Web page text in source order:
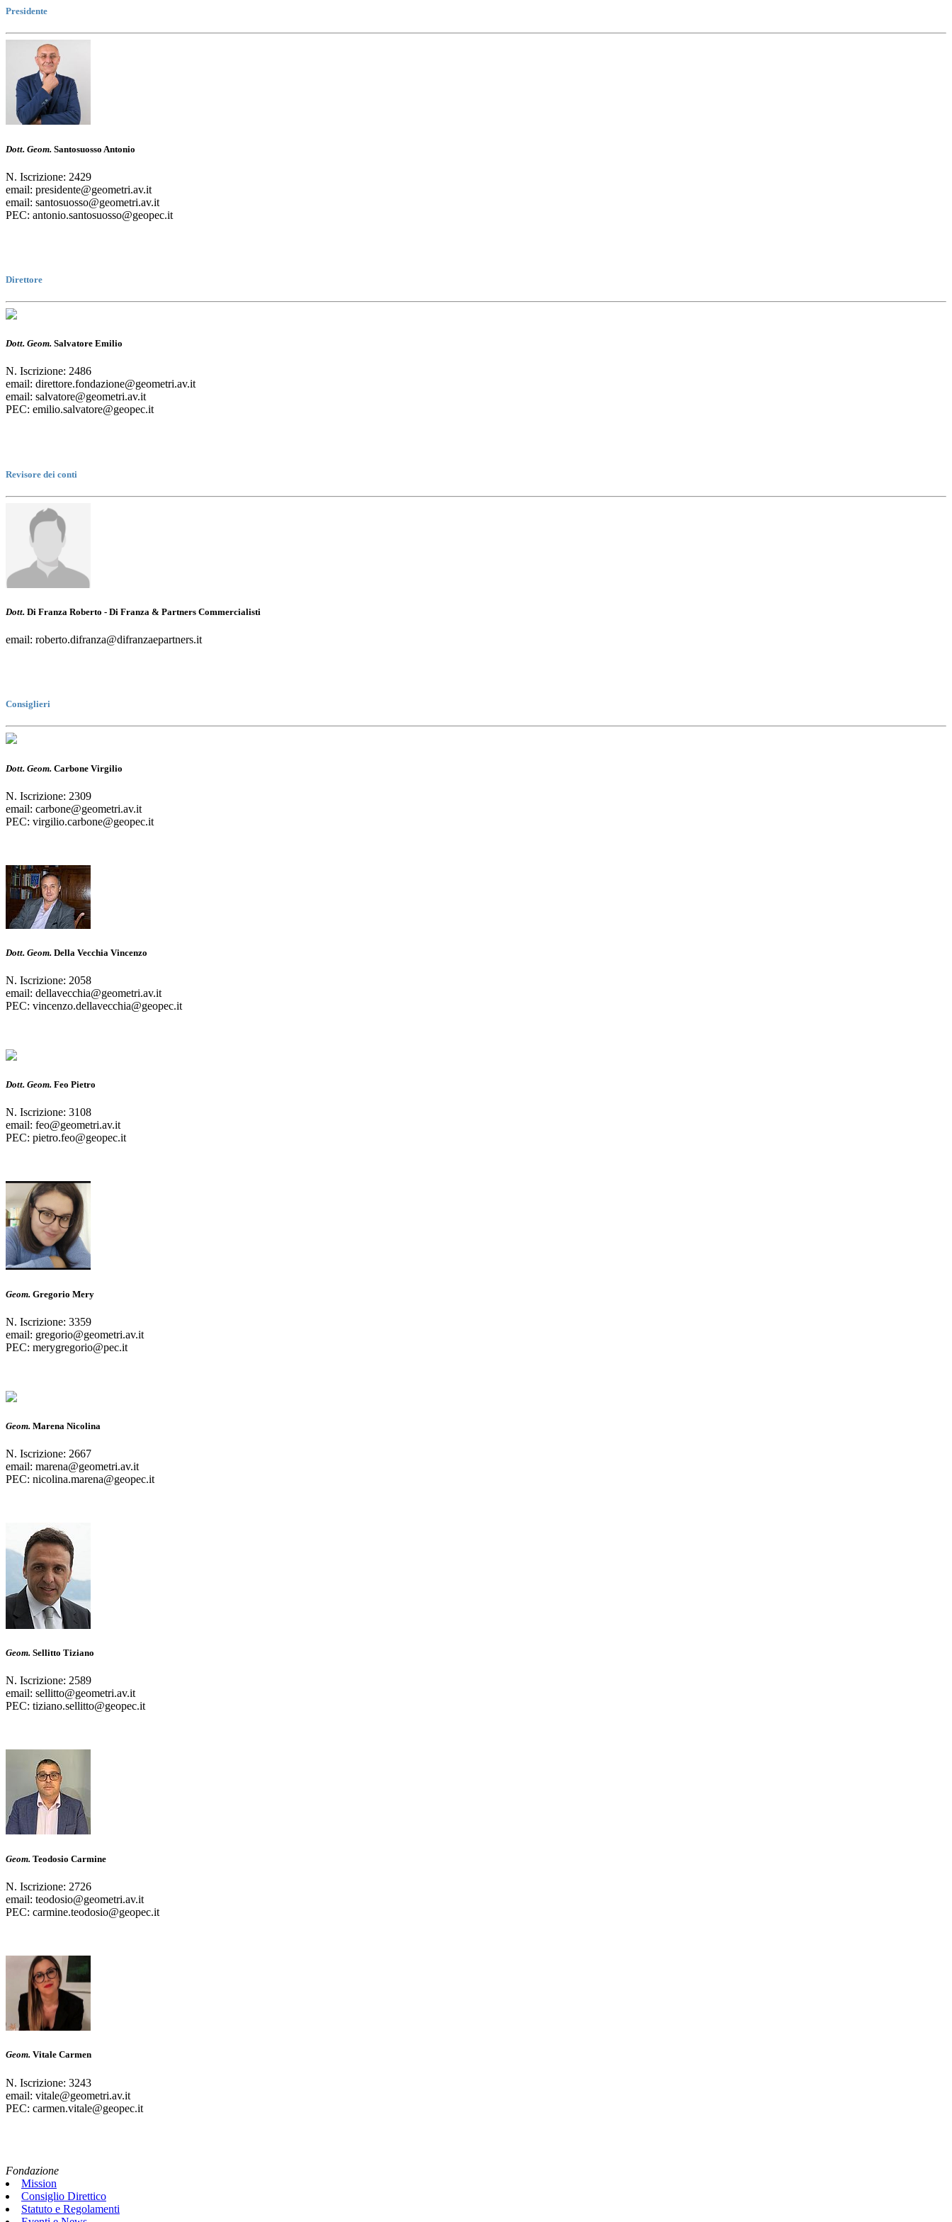
Presidente
Dott. Geom. Santosuosso Antonio
N. Iscrizione: 2429
email: presidente@geometri.av.it
email: santosuosso@geometri.av.it
PEC: antonio.santosuosso@geopec.it
Direttore
Dott. Geom. Salvatore Emilio
N. Iscrizione: 2486
email: direttore.fondazione@geometri.av.it
email: salvatore@geometri.av.it
PEC: emilio.salvatore@geopec.it
Revisore dei conti
Dott. Di Franza Roberto - Di Franza & Partners Commercialisti
email: roberto.difranza@difranzaepartners.it
Consiglieri
Dott. Geom. Carbone Virgilio
N. Iscrizione: 2309
email: carbone@geometri.av.it
PEC: virgilio.carbone@geopec.it
Dott. Geom. Della Vecchia Vincenzo
N. Iscrizione: 2058
email: dellavecchia@geometri.av.it
PEC: vincenzo.dellavecchia@geopec.it
Dott. Geom. Feo Pietro
N. Iscrizione: 3108
email: feo@geometri.av.it
PEC: pietro.feo@geopec.it
Geom. Gregorio Mery
N. Iscrizione: 3359
email: gregorio@geometri.av.it
PEC: merygregorio@pec.it
Geom. Marena Nicolina
N. Iscrizione: 2667
email: marena@geometri.av.it
PEC: nicolina.marena@geopec.it
Geom. Sellitto Tiziano
N. Iscrizione: 2589
email: sellitto@geometri.av.it
PEC: tiziano.sellitto@geopec.it
Geom. Teodosio Carmine
N. Iscrizione: 2726
email: teodosio@geometri.av.it
PEC: carmine.teodosio@geopec.it
Geom. Vitale Carmen
N. Iscrizione: 3243
email: vitale@geometri.av.it
PEC: carmen.vitale@geopec.it
Fondazione
Mission
Consiglio Direttico
Statuto e Regolamenti